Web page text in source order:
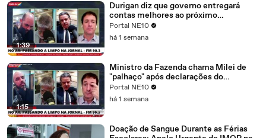
1:39
Durigan diz que governo entregará
contas melhores ao próximo
presidente e descarta recessão em
2027
Portal NE10
há 1 semana
1:15
Ministro da Fazenda chama Milei de
"palhaço" após declarações do
presidente argentino
Portal NE10
há 1 semana
Doação de Sangue Durante as Férias